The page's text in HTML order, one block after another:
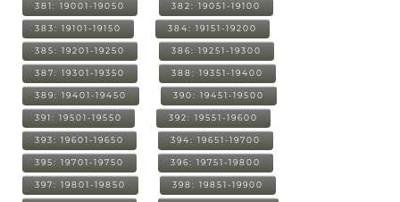
381: 19001-19050 382: 19051-19100
383: 19101-19150 384: 19151-19200
385: 19201-19250 386: 19251-19300
387: 19301-19350 388: 19351-19400
389: 19401-19450 390: 19451-19500
391: 19501-19550 392: 19551-19600
393: 19601-19650 394: 19651-19700
395: 19701-19750 396: 19751-19800
397: 19801-19850 398: 19851-19900